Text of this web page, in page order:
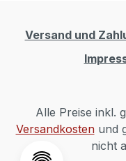
Versand und
Alle Preise inkl.
Versandkostenund
nicht